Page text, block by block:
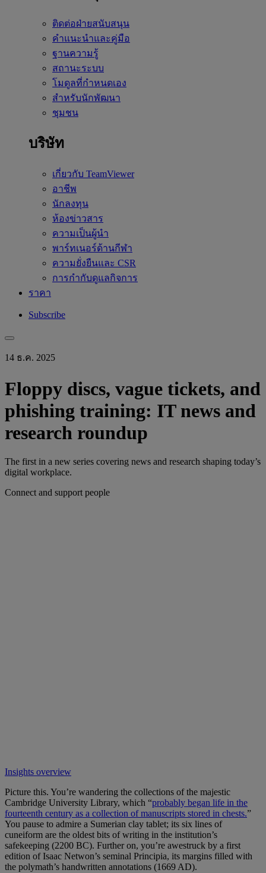
ติดต่อฝ่ายสนับสนุน
คำแนะนำและคู่มือ
ฐานความรู้
สถานะระบบ
โมดูลที่กำหนดเอง
สำหรับนักพัฒนา
ชุมชน
บริษัท
เกี่ยวกับ TeamViewer
อาชีพ
นักลงทุน
ห้องข่าวสาร
ความเป็นผู้นำ
พาร์ทเนอร์ด้านกีฬา
ความยั่งยืนและ CSR
การกำกับดูแลกิจการ
ราคา
Subscribe
14 ธ.ค. 2025
Floppy discs, vague tickets, and
phishing training: IT news and
research roundup
The first in a new series covering news and research shaping today’s
digital workplace.
Connect and support people
Insights overview
Picture this. You’re wandering the collections of the majestic
Cambridge University Library, which “probably began life in the
fourteenth century as a collection of manuscripts stored in chests.”
You pause to admire a Sumerian clay tablet; its six lines of
cuneiform are the oldest bits of writing in the institution’s
safekeeping (2200 BC). Further on, you’re awestruck by a first
edition of Isaac Netwon’s seminal Principia, its margins filled with
the polymath’s handwritten annotations (1669 AD).